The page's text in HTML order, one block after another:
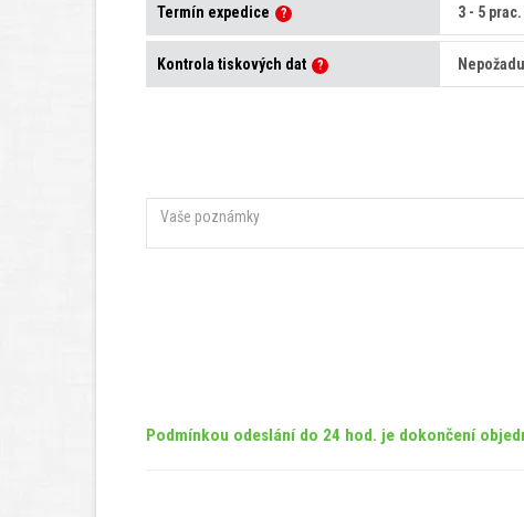
Termín expedice ?
Kontrola tiskových dat ?
Podmínkou odeslání do 24 hod. je dokončení